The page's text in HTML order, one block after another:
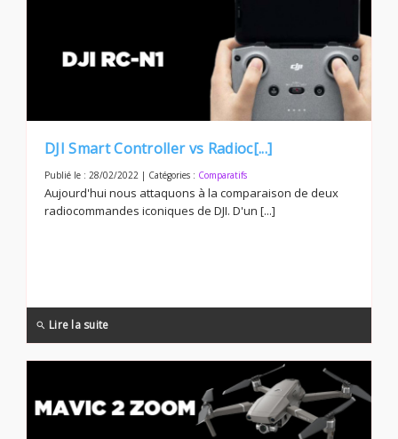
DJI Smart Controller vs Radioc[...]
Publié le : 28/02/2022 | Catégories : Comparatifs
Aujourd'hui nous attaquons à la comparaison de deux
radiocommandes iconiques de DJI. D'un [...]
search Lire la suite